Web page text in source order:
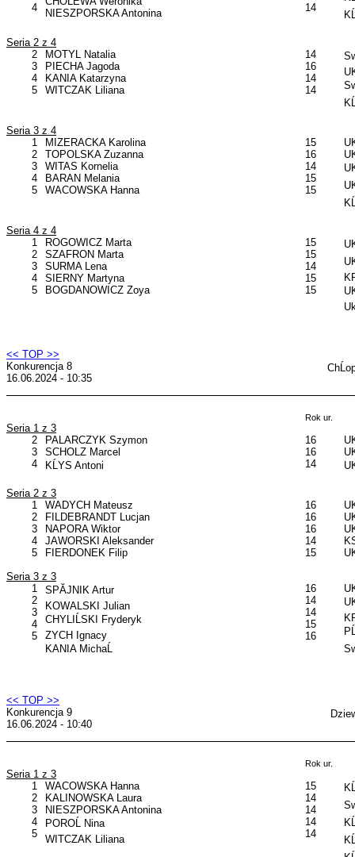
4
NIESZPORSKA Antonina
14
Seria 2 z 4
2
3
4
5
MOTYL Natalia
PIECHA Jagoda
KANIA Katarzyna
WITCZAK Liliana
14
16
14
14
Seria 3 z 4
1
2
3
4
5
MIZERACKA Karolina
TOPOLSKA Zuzanna
WITAS Kornelia
BARAN Melania
WACOWSKA Hanna
15
16
14
15
15
Seria 4 z 4
1
2
3
4
5
ROGOWICZ Marta
SZAFRON Marta
SURMA Lena
SIERNY Martyna
BOGDANOWICZ Zoya
15
15
14
15
15
<< TOP >>
Konkurencja 8
16.06.2024 - 10:35
Rok ur.
Seria 1 z 3
2
3
4
PALARCZYK Szymon
SCHOLZ Marcel
KĹYS Antoni
16
16
14
Seria 2 z 3
1
2
3
4
5
WADYCH Mateusz
FILDEBRANDT Lucjan
NAPORA Wiktor
JAWORSKI Aleksander
FIERDONEK Filip
16
16
16
14
15
Seria 3 z 3
1
2
3
4
5
SPĂJNIK Artur
KOWALSKI Julian
CHYLIĹSKI Fryderyk
ZYCH Ignacy
KANIA MichaĹ
16
14
14
15
16
<< TOP >>
Konkurencja 9
16.06.2024 - 10:40
Rok ur.
Seria 1 z 3
1
2
3
4
5
WACOWSKA Hanna
KALINOWSKA Laura
NIESZPORSKA Antonina
POROĹ Nina
WITCZAK Liliana
15
14
14
14
14